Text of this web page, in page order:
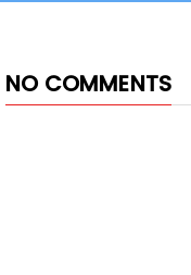
NO COMMENTS